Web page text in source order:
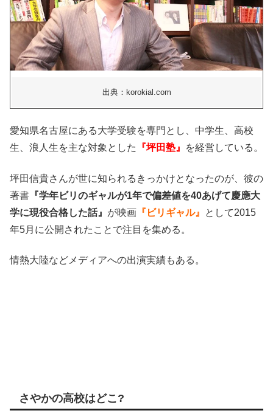
出典：korokial.com
愛知県名古屋にある大学受験を専門とし、中学生、高校
生、浪人生を主な対象とした
『坪田塾』 を経営している。
坪田信貴さんが世に知られるきっかけとなったのが、彼の
著書 『学年ビリのギャルが1年で偏差値を40あげて慶應大
学に現役合格した話』 が映画 『ビリギャル』
として2015
年5月に公開されたことで注目を集める。
情熱大陸などメディアへの出演実績もある。
さやかの高校はどこ?